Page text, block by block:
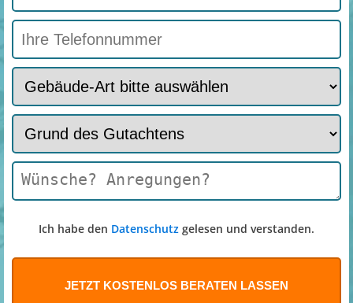
Ich habe den Datenschutz gelesen und verstanden.